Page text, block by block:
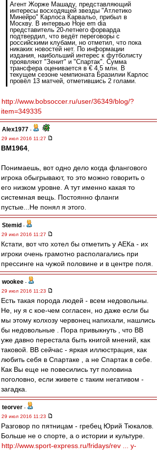
Агент Жорже Машаду, представляющий
интересы восходящей звезды "Атлетико
Минейро" Карлоса Карвальо, прибыл в
Москву. В интервью Hoje em dia
представитель 20-летнего форварда
подтвердил, что ведёт переговоры с
российскими клубами, но отметил, что пока
никаких новостей нет. По информации
издания, наибольший интерес к футболисту
проявляют "Зенит" и "Спартак". Сумма
трансфера оценивается в € 4,5 млн. В
текущем сезоне чемпионата Бразилии Карлос
провёл 13 матчей, отметившись 2 голами.
http://www.bobsoccer.ru/user/36349/blog/?
item=349335
Alex1977 -
29 июл 2016 11:27
BM1964
Понимаешь, вот одно дело когда флангового
игрока обыгрывают, то это можно говорить о
его низком уровне. А тут именно какая то
системная вещь. Постоянно фланги
пустые...Не понял я этого.
Stemid -
29 июл 2016 11:27
Кстати, вот что хотел бы отметить у АЕКа - их
игроки очень грамотно располагались при
прессинге на чужой половине и в центре поля.
wookee -
29 июл 2016 11:23
Есть такая порода людей - всем недовольны.
Не, ну я с кое-чем согласен, но даже если бы
мы этому колхозу червонец напихали, нашлись
бы недовольные . Пора привыкнуть , что ВВ
уже давно перестала быть книгой мнений, как
таковой. ВВ сейчас - яркая иллюстрация, как
любить себя в Спартаке , а не Спартак в себе.
Как Вы еще не повесились тут половина
поголовно, если живете с таким негативом -
загадка.
teorver -
29 июл 2016 11:23
Разговор по пятницам - гребец Юрий Тюкалов.
Больше не о спорте, а о истории и культуре.
http://www.sport-express.ru/fridays/rev ... y-